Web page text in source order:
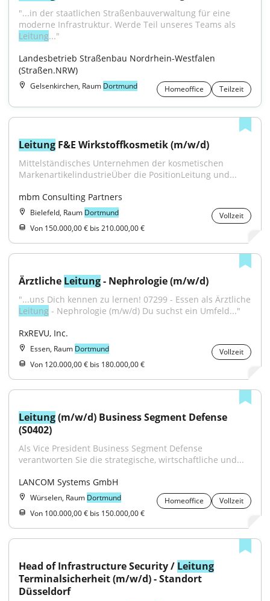
"...in der staatlichen Straßenbauverwaltung für eine
Leitung..."
Landesbetrieb Straßenbau Nordrhein-Westfalen
(Straßen.NRW)
Gelsenkirchen, Raum Dortmund Homeoffice Teilzeit
Leitung F&E Wirkstoffkosmetik (m/w/d)
Mittelständisches Unternehmen der kosmetischen
MarkenartikelindustrieÜber die PositionLeitung und...
mbm Consulting Partners
Bielefeld, Raum Dortmund
Vollzeit
Von 150.000,00 € bis 210.000,00 €
Ärztliche Leitung - Nephrologie (m/w/d)
Leitung - Nephrologie (m/w/d) Du suchst ein Umfeld..."
RxREVU, Inc.
Essen, Raum Dortmund
Vollzeit
Von 120.000,00 € bis 180.000,00 €
Leitung (m/w/d) Business Segment Defense
(S0402)
Als Vice President Business Segment Defense
verantworten Sie die strategische, wirtschaftliche und...
LANCOM Systems GmbH
Würselen, Raum Dortmund Homeoffice
Vollzeit
Von 100.000,00 € bis 150.000,00 €
Head of Infrastructure Security / Leitung
Terminalsicherheit (m/w/d) - Standort
Düsseldorf